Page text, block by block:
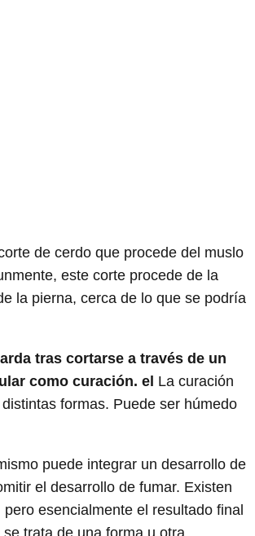
de cerdo que procede del muslo
este corte procede de la
la pierna, cerca de lo que se podría
tras cortarse a través de un
como curación. el La curación
formas. Puede ser húmedo
puede integrar un desarrollo de
el desarrollo de fumar. Existen
pero esencialmente el resultado final
trata de una forma u otra.